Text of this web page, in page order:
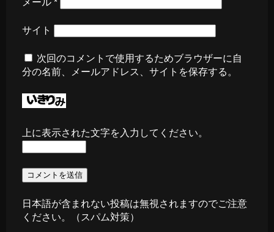
メール *
サイト
次回のコメントで使用するためブラウザーに自
分の名前、メールアドレス、サイトを保存する。
上に表示された文字を入力してください。
日本語が含まれない投稿は無視されますのでご注意
ください。（スパム対策）